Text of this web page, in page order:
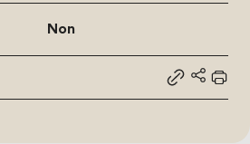
Non
Partager